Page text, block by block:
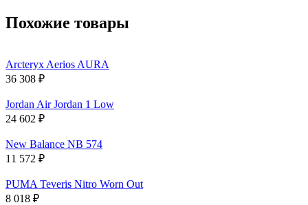
Похожие товары
Arcteryx Aerios AURA
36 308 ₽
Jordan Air Jordan 1 Low
24 602 ₽
New Balance NB 574
11 572 ₽
PUMA Teveris Nitro Worn Out
8 018 ₽